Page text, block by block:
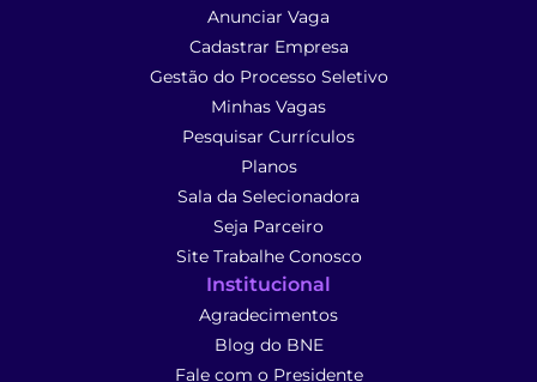
Anunciar Vaga
Cadastrar Empresa
Gestão do Processo Seletivo
Minhas Vagas
Pesquisar Currículos
Planos
Sala da Selecionadora
Seja Parceiro
Site Trabalhe Conosco
Institucional
Agradecimentos
Blog do BNE
Fale com o Presidente